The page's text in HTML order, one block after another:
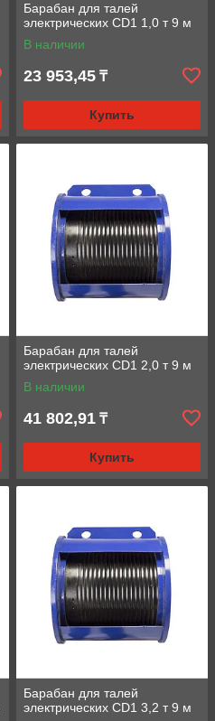
Барабан для талей
электрических CD1 1,0 т 9 м
В наличии
23 953,45 ₸
Купить
Барабан для талей
электрических CD1 2,0 т 9 м
В наличии
41 802,91 ₸
Купить
Барабан для талей
электрических CD1 3,2 т 9 м